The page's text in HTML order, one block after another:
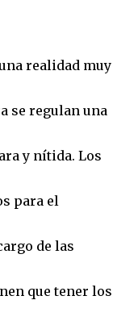
realidad muy
se regulan una
y nítida. Los
para el
de las
que tener los